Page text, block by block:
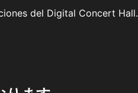
del Digital Concert Hall.